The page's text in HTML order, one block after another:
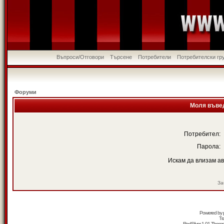
Въпроси/Отговори Търсене Потребители Потребителски
Форуми
Моля
Потребител:
Парола:
Искам да влизам
Powered by